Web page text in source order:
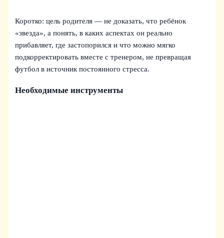
Коротко: цель родителя — не доказать, что ребёнок
«звезда», а понять, в каких аспектах он реально
прибавляет, где застопорился и что можно мягко
подкорректировать вместе с тренером, не превращая
футбол в источник постоянного стресса.
Необходимые инструменты